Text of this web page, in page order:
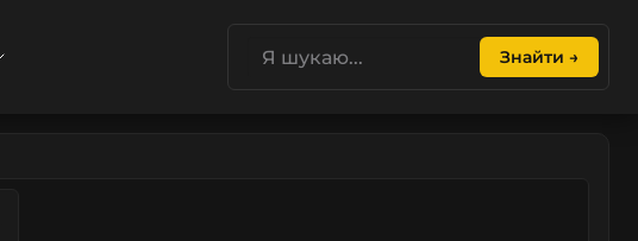
Знайти →